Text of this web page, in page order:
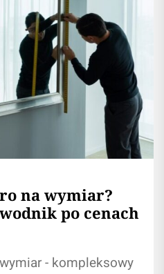
na wymiar?
po cenach
- kompleksowy